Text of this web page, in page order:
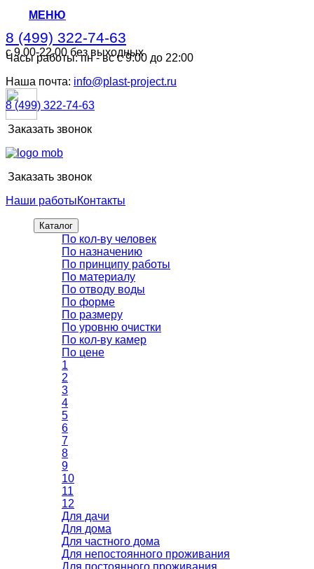
МЕНЮ
8 (499) 322-74-63
с 9.00-22.00 без выходных
8 (499) 322-74-63
с 9.00-22.00 без выходных
Часы работы: пн - вс с 9:00 до 22:00
Наша почта: info@plast-project.ru
8 (499) 322-74-63
Заказать звонок
Заказать звонок
Наши работыКонтакты
Каталог
По кол-ву человек
По назначению
По принципу работы
По материалу
По отводу воды
По форме
По размеру
По уровню очистки
По кол-ву камер
По цене
1
2
3
4
5
6
7
8
9
10
11
12
Для дачи
Для дома
Для частного дома
Для непостоянного проживания
Для постоянного проживания